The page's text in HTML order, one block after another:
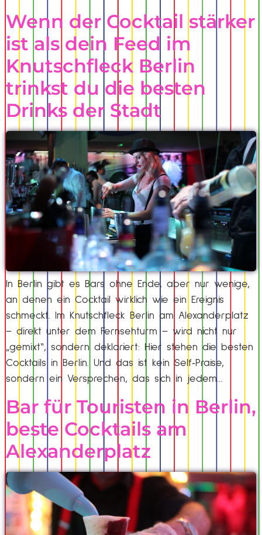
Wenn der Cocktail stärker
ist als dein Feed im
Knutschfleck Berlin
trinkst du die besten
Drinks der Stadt
In Berlin gibt es Bars ohne Ende, aber nur wenige,
an denen ein Cocktail wirklich wie ein Ereignis
schmeckt. Im Knutschfleck Berlin am Alexanderplatz
– direkt unter dem Fernsehturm – wird nicht nur
„gemixt“, sondern deklariert: Hier stehen die besten
Cocktails in Berlin. Und das ist kein Self‑Praise,
sondern ein Versprechen, das sich in jedem…
Bar für Touristen in Berlin,
beste Cocktails am
Alexanderplatz